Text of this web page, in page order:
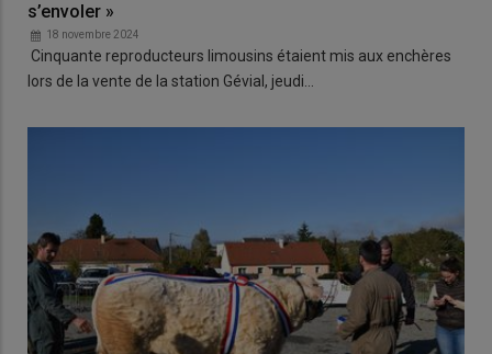
s’envoler »
18 novembre 2024
Cinquante reproducteurs limousins étaient mis aux enchères
lors de la vente de la station Gévial, jeudi…